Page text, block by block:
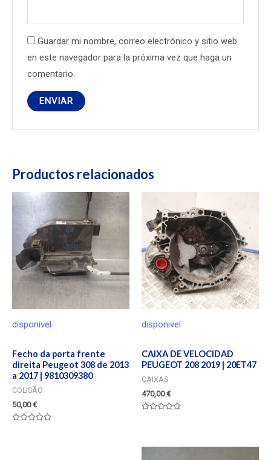
Guardar mi nombre, correo electrónico y sitio web
en este navegador para la próxima vez que haga un
comentario.
Productos relacionados
disponivel
Fecho da porta frente
direita Peugeot 308 de 2013
a 2017 | 9810309380
COLISÃO
50,00€
disponivel
CAIXA DE VELOCIDAD
PEUGEOT 208 2019 | 20ET47
CAIXAS
470,00€
5